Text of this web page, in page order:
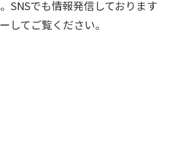
SNSでも情報発信しております
してご覧ください。